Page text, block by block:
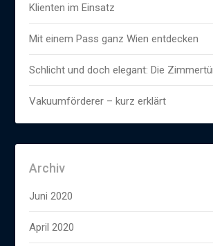
Klienten im Einsatz
Mit einem Pass ganz Wien entdecken
Schlicht und doch elegant: Die
Vakuumförderer – kurz erklärt
Archiv
Juni 2020
April 2020